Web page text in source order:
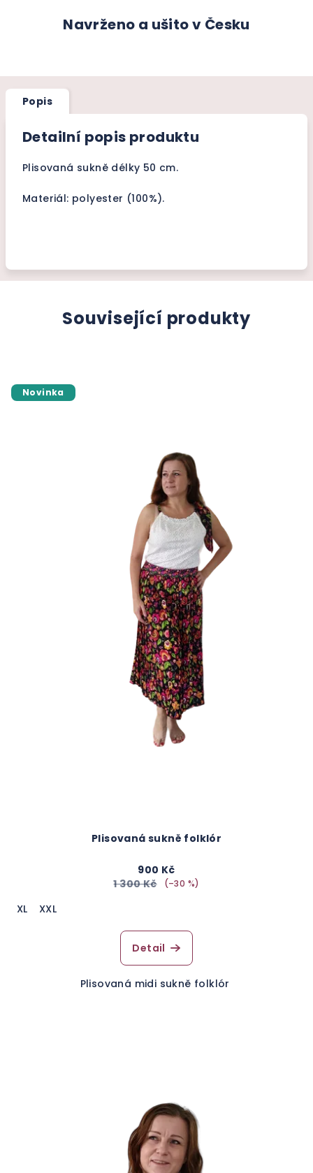
Navrženo a ušito v Česku
Popis
Detailní popis produktu
Plisovaná sukně délky 50 cm.
Materiál: polyester (100%).
Související produkty
Novinka
Plisovaná sukně folklór
900 Kč
1 300 Kč
(–30 %)
XL XXL
Detail
Plisovaná midi sukně folklór